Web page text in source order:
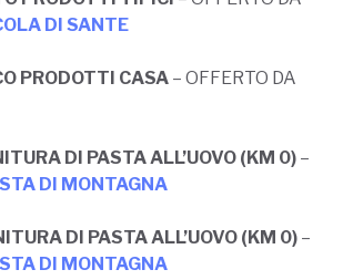
DI SANTE
PRODOTTI CASA – OFFERTO DA
DI PASTA ALL’UOVO (KM 0) –
DI MONTAGNA
DI PASTA ALL’UOVO (KM 0) –
DI MONTAGNA